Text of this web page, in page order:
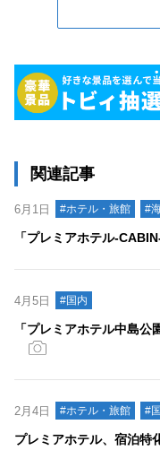
関連記事
6月1日 #ホテル・旅館 #
「プレミアホテル-
4月5日 #国内
「プレミアホテル中島
2月4日 #ホテル・旅館 #
プレミアホテル、宿泊特